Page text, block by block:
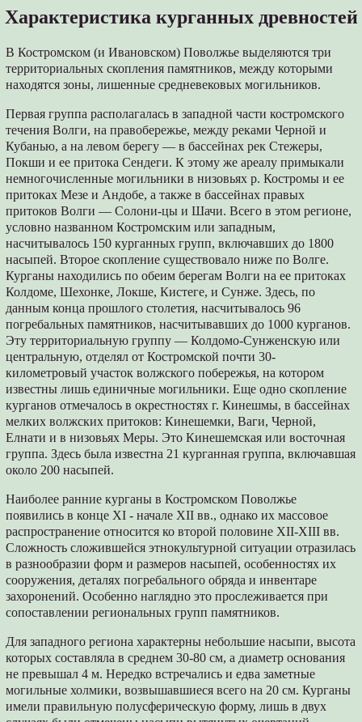
Характеристика курганных древностей
В Костромском (и Ивановском) Поволжье выделяются три
территориальных скопления памятников, между которыми
находятся зоны, лишенные средневековых могильников.
Первая группа располагалась в западной части костромского
течения Волги, на правобережье, между реками Черной и
Кубанью, а на левом берегу — в бассейнах рек Стежеры,
Покши и ее притока Сендеги. К этому же ареалу примыкали
немногочисленные могильники в низовьях р. Костромы и ее
притоках Мезе и Андобе, а также в бассейнах правых
притоков Волги — Солони-цы и Шачи. Всего в этом регионе,
условно названном Костромским или западным,
насчитывалось 150 курганных групп, включавших до 1800
насыпей. Второе скопление существовало ниже по Волге.
Курганы находились по обеим берегам Волги на ее притоках
Колдоме, Шехонке, Локше, Кистеге, и Сунже. Здесь, по
данным конца прошлого столетия, насчитывалось 96
погребальных памятников, насчитывавших до 1000 курганов.
Эту территориальную группу — Колдомо-Сунженскую или
центральную, отделял от Костромской почти 30-
километровый участок волжского побережья, на котором
известны лишь единичные могильники. Еще одно скопление
курганов отмечалось в окрестностях г. Кинешмы, в бассейнах
мелких волжских притоков: Кинешемки, Ваги, Черной,
Елнати и в низовьях Меры. Это Кинешемская или восточная
группа. Здесь была известна 21 курганная группа, включавшая
около 200 насыпей.
Наиболее ранние курганы в Костромском Поволжье
появились в конце XI - начале XII вв., однако их массовое
распространение относится ко второй половине XII-XIII вв.
Сложность сложившейся этнокультурной ситуации отразилась
в разнообразии форм и размеров насыпей, особенностях их
сооружения, деталях погребального обряда и инвентаре
захоронений. Особенно наглядно это прослеживается при
сопоставлении региональных групп памятников.
Для западного региона характерны небольшие насыпи, высота
которых составляла в среднем 30-80 см, а диаметр основания
не превышал 4 м. Нередко встречались и едва заметные
могильные холмики, возвышавшиеся всего на 20 см. Курганы
имели правильную полусферическую форму, лишь в двух